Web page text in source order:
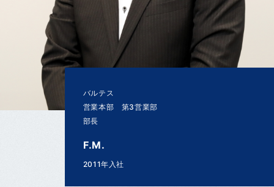
バルテス
営業本部 第3営業部
部長
F.M.
2011年入社